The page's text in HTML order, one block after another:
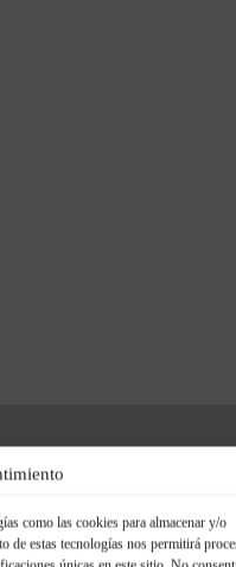
como las cookies para almacenar y/o
de estas tecnologías nos permitirá
técnicas